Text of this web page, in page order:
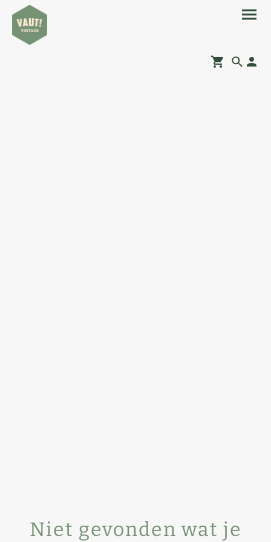
Niet gevonden wat je